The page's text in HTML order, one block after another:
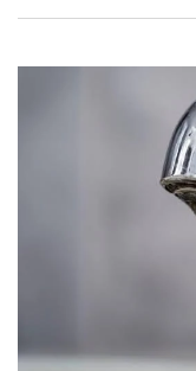
Редакційна
Рекламні прайси